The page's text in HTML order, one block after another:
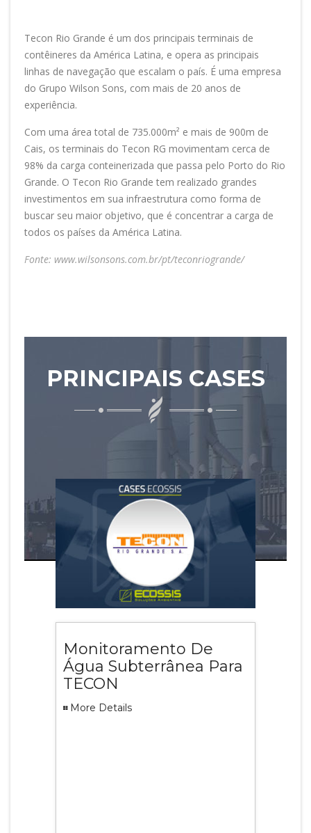
Tecon Rio Grande é um dos principais terminais de
contêineres da América Latina, e opera as principais
linhas de navegação que escalam o país. É uma empresa
do Grupo Wilson Sons, com mais de 20 anos de
experiência.
Com uma área total de 735.000m² e mais de 900m de
Cais, os terminais do Tecon RG movimentam cerca de
98% da carga conteinerizada que passa pelo Porto do Rio
Grande. O Tecon Rio Grande tem realizado grandes
investimentos em sua infraestrutura como forma de
buscar seu maior objetivo, que é concentrar a carga de
todos os países da América Latina.
Fonte: www.wilsonsons.com.br/pt/teconriogrande/
PRINCIPAIS CASES
Monitoramento De
Água Subterrânea Para
TECON
More Details